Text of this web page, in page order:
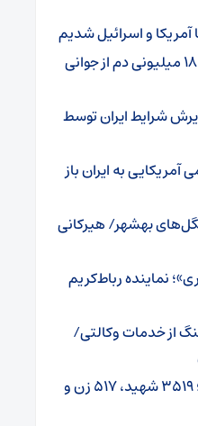
آمریکا و اسرائیل شدیم
نماینده مجلس: با حقوق 18 میلیونی دم از جوانی
شرایط ایران توسط
به ایران باز
بهشهر/ هیرکانی
نماینده رباط‌کریم
در جنگ از خدمات وکالتی/
آمار شهدای جنگ رمضان؛ 3519 شهید، 517 زن و